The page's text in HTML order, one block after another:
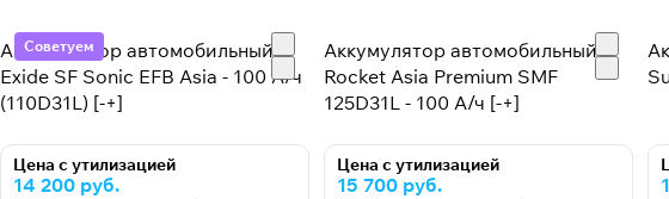
Советуем
Аккумулятор автомобильный
Exide SF Sonic EFB Asia - 100 А/ч
(110D31L) [-+]
Цена с утилизацией
14 200 руб.
Аккумулятор автомобильный
Rocket Asia Premium SMF
125D31L - 100 А/ч [-+]
Цена с утилизацией
15 700 руб.